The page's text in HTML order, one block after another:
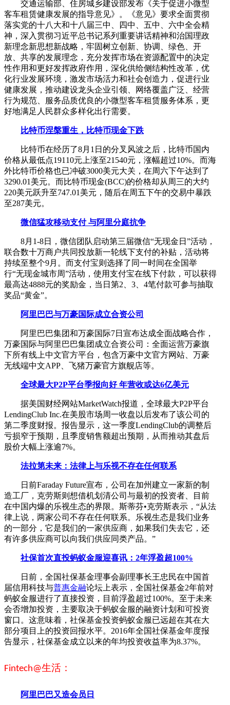
交通运输部、住房城乡建设部发布《关于促进小微型
客车租赁健康发展的指导意见》。《意见》要求全面贯彻
落实党的十八大和十八届三中、四中、五中、六中全会精
神，深入贯彻习近平总书记系列重要讲话精神和治国理政
新理念新思想新战略，牢固树立创新、协调、绿色、开
放、共享的发展理念，充分发挥市场在资源配置中的决定
性作用和更好发挥政府作用，深化供给侧结构性改革，优
化行业发展环境，激发市场活力和社会创造力，促进行业
健康发展，推动建设龙头企业引领、网络覆盖广泛、经营
行为规范、服务品质优良的小微型客车租赁服务体系，更
好地满足人民群众多样化出行需要。
比特币涅槃重生，比特币现金下跌
比特币在经历了8月1日的分叉风波之后，比特币国内
价格从最低点19110元上涨至21540元，涨幅超过10%。而海
外比特币价格也已冲破3000美元大关，在周六下午达到了
3290.01美元。而比特币现金(BCC)的价格却从周三的大约
220美元跃升至747.01美元，随后在周五下午的交易中暴跌
至287美元。
微信猛攻移动支付 与阿里分庭抗争
8月1-8日，微信团队启动第三届微信“无现金日”活动，
联合数十万商户共同投放新一轮线下支付的补贴，活动将
持续至整个9月。而支付宝则选择了同一时间在全国举
行“无现金城市周”活动，使用支付宝在线下付款，可以获得
最高达4888元的奖励金，当日第2、3、4笔付款可参与抽取
奖品“黄金”。
阿里巴巴与万豪国际成立合资公司
阿里巴巴集团和万豪国际7日宣布达成全面战略合作，
万豪国际与阿里巴巴集团成立合资公司：全面运营万豪旗
下所有线上中文官方平台，包含万豪中文官方网站、万豪
无线端中文APP、飞猪万豪官方旗舰店等。
全球最大P2P平台季报向好 年营收或达6亿美元
据美国财经网站MarketWatch报道，全球最大P2P平台
LendingClub Inc.在美股市场周一收盘以后发布了该公司的
第二季度财报。报告显示，这一季度LendingClub的调整后
亏损窄于预期，且季度销售额超出预期，从而推动其盘后
股价大幅上涨逾7%。
法拉第未来：法律上与乐视不存在任何联系
日前Faraday Future宣布，公司在加州建立一家新的制
造工厂，克劳斯则想借机划清公司与最初的投资者、目前
在中国内爆的乐视生态的界限。斯蒂芬•克劳斯表示，“从法
律上说，两家公司不存在任何联系。乐视生态是我们业务
的一部分，它是我们的一家供应商，如果我们失去它，还
有许多供应商可以向我们供应同类产品。”
社保首次直投蚂蚁金服迎喜讯：2年浮盈超100%
日前，全国社保基金理事会副理事长王忠民在中国首
届信用科技与普惠金融论坛上表示，全国社保基金2年前对
蚂蚁金服进行了直接投资，目前浮盈超过100%。至于未来
会否增加投资，主要取决于蚂蚁金服的融资计划和可投资
窗口。这意味着，社保基金投资蚂蚁金服已远超在其在大
部分项目上的投资回报水平。2016年全国社保基金年度报
告显示，社保基金成立以来的年均投资收益率为8.37%。
Fintech@生活：
阿里巴巴又造会员日